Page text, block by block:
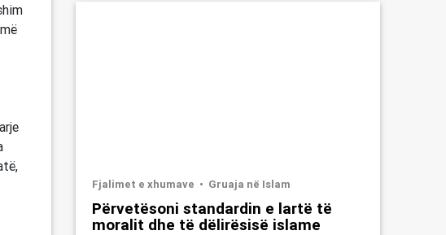
Fjalimet e xhumave Gruaja në Islam
Përvetësoni standardin e lartë të
moralit dhe të dëlirësisë islame